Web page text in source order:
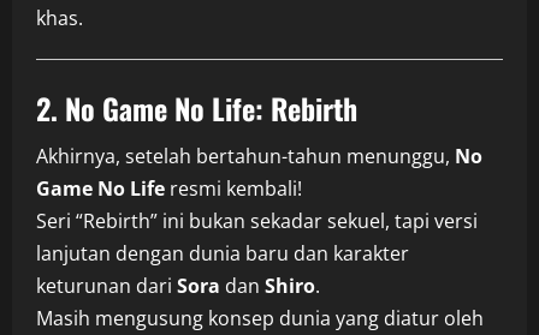
khas.
2. No Game No Life: Rebirth
Akhirnya, setelah bertahun-tahun menunggu, No
Game No Life resmi kembali!
Seri “Rebirth” ini bukan sekadar sekuel, tapi versi
lanjutan dengan dunia baru dan karakter
keturunan dari Sora dan Shiro.
Masih mengusung konsep dunia yang diatur oleh